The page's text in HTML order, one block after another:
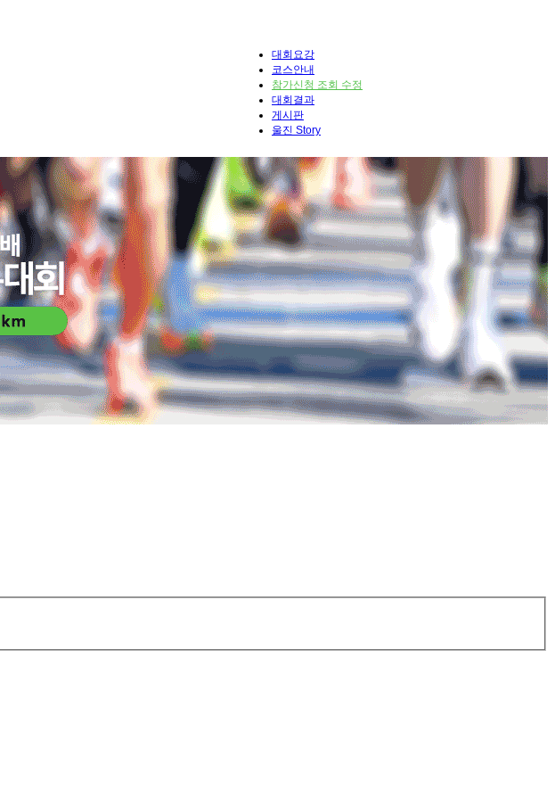
대회요강
코스안내
참가신청 조회 수정
대회결과
게시판
울진 Story